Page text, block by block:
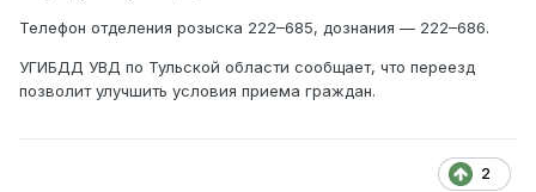
Телефон отделения розыска 222–685, дознания — 222–686.
УГИБДД УВД по Тульской области сообщает, что переезд
позволит улучшить условия приема граждан.
2